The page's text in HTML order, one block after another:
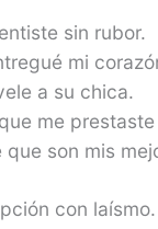
sin rubor.
mi
a su chica.
me
que son mis
con laísmo.